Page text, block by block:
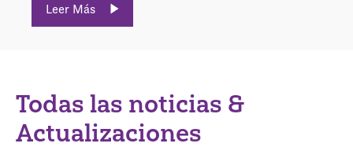
Leer Más
Todas las noticias &
Actualizaciones